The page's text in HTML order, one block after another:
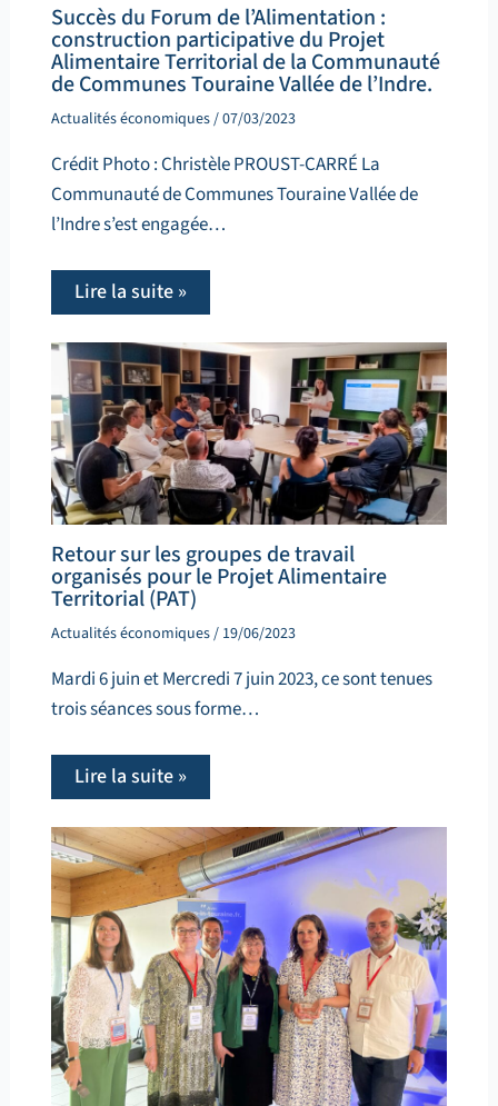
Succès du Forum de l’Alimentation :
construction participative du Projet
Alimentaire Territorial de la Communauté
de Communes Touraine Vallée de l’Indre.
Actualités économiques/07/03/2023
Crédit Photo : Christèle PROUST-CARRÉ La
Communauté de Communes Touraine Vallée de
l’Indre s’est engagée…
Lire la suite »
Retour sur les groupes de travail
organisés pour le Projet Alimentaire
Territorial (PAT)
Actualités économiques/ 19/06/2023
Mardi 6 juin et Mercredi 7 juin 2023, ce sont tenues
trois séances sous forme…
Lire la suite »